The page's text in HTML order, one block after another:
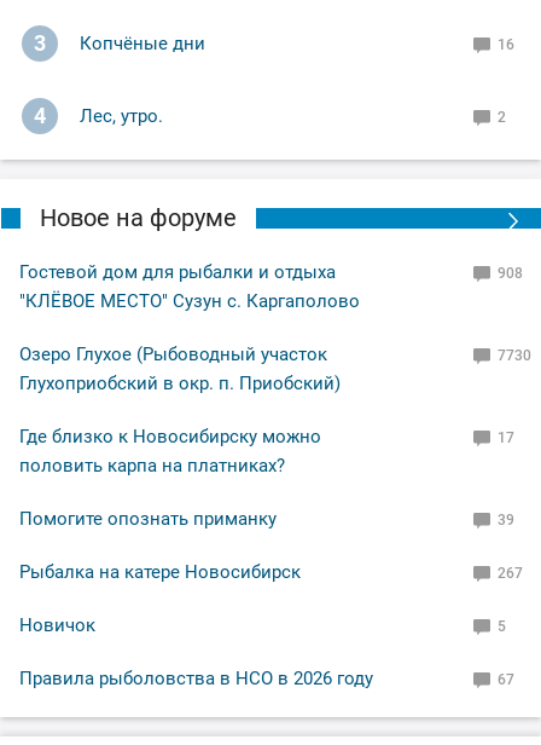
3 Копчёные дни 16
4 Лес, утро. 2
Новое на форуме
Гостевой дом для рыбалки и отдыха
"КЛЁВОЕ МЕСТО" Сузун с. Каргаполово
908
Озеро Глухое (Рыбоводный участок
Глухоприобский в окр. п. Приобский)
7730
Где близко к Новосибирску можно
половить карпа на платниках?
17
Помогите опознать приманку 39
Рыбалка на катере Новосибирск 267
Новичок 5
Правила рыболовства в НСО в 2026 году 67